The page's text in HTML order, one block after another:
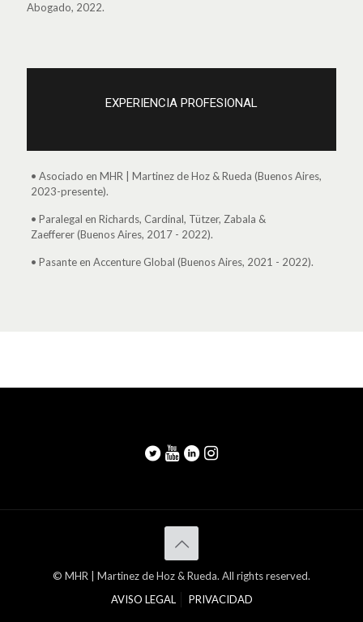
Abogado, 2022.
EXPERIENCIA PROFESIONAL
• Asociado en MHR | Martinez de Hoz & Rueda (Buenos Aires,
2023-presente).
• Paralegal en Richards, Cardinal, Tützer, Zabala &
Zaefferer (Buenos Aires, 2017 - 2022).
• Pasante en Accenture Global (Buenos Aires, 2021 - 2022).
© MHR | Martinez de Hoz & Rueda. All rights reserved.
AVISO LEGAL
PRIVACIDAD